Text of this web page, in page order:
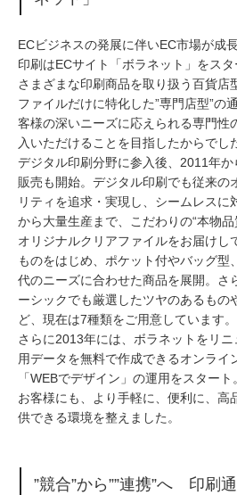
ECビジネスの発展に伴いEC市場が成
印刷はECサイト「ボラネット」をスタ
さまざまな印刷商品を取り扱う百貨店
ファイルだけに特化した”専門店型”の
客様の深いニーズに応えられる専門性
入いただけることを目指したからでし
デジタル印刷分野に参入後、2011年
販売も開始。デジタル印刷でも従来の
リティを追求・実現し、シームレスに
から大量生産まで、こだわりの“本物
オリジナルクリアファイルをお届けし
ものをはじめ、ポケット付やバッグ型
代のニーズに合わせた商品を展開。さ
ーシックでも厳選したツヤのあるもの
ど、現在は7種類をご用意しています。
さらに2013年には、ボラネットをリ
用データを無料で作成できるオンライ
「WEBでデザイン」の運用をスター
お客様にも、より手軽に、便利に、高
供できる環境を整えました。
”競合”から””連携”へ 印刷